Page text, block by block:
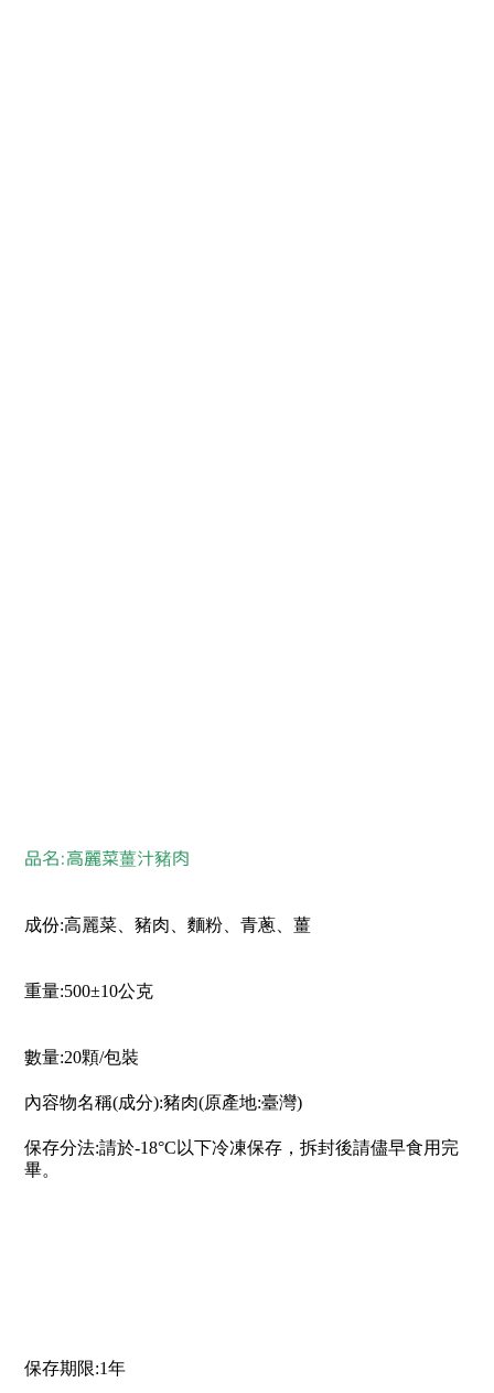
品名:高麗菜薑汁豬肉
成份:高麗菜、豬肉、麵粉、青蔥、薑
重量:500±10公克
數量:20顆/包裝
內容物名稱(成分):豬肉(原產地:臺灣)
保存分法:請於-18°C以下冷凍保存，拆封後請儘早食用完
畢。
保存期限:1年